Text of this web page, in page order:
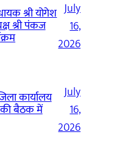
श्री योगेश
श्री पंकज
July
16,
2026
कार्यालय
की बैठक में
July
16,
2026